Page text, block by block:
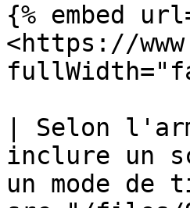
{% embed
<https://
| Selon
inclure un
un mode